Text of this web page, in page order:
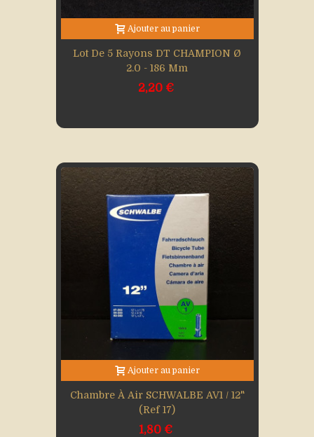
Ajouter au panier
Lot De 5 Rayons DT CHAMPION Ø
2.0 - 186 Mm
2,20 €
Ajouter au panier
Chambre À Air SCHWALBE AV1 / 12"
(Ref 17)
1,80 €